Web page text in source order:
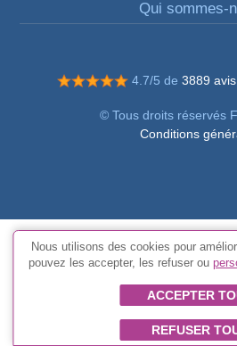
Qui sommes-
4.7/5 de 3889
© Tous droits réservés
Conditions
Nous utilisons des cookies pour
pouvez les accepter, les refuser ou
ACCEPTER
REFUSER